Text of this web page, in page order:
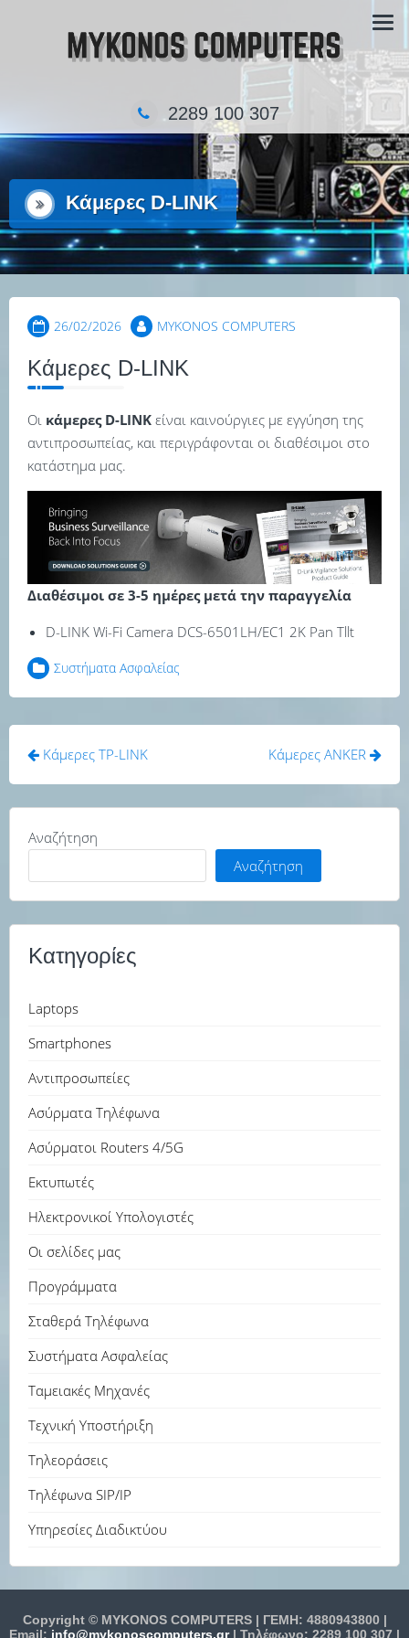
2289 100 307
Κάμερες D-LINK
26/02/2026 MYKONOS COMPUTERS
Κάμερες D-LINK
Οι κάμερες D-LINK είναι καινούργιες με εγγύηση της
αντιπροσωπείας, και περιγράφονται οι διαθέσιμοι στο
κατάστημα μας.
Διαθέσιμοι σε 3-5 ημέρες μετά την παραγγελία
D-LINK Wi-Fi Camera DCS-6501LH/EC1 2K Pan Tllt
Συστήματα Ασφαλείας
Πλοήγηση
άρθρων
Κάμερες TP-LINK Κάμερες ANKER
Αναζήτηση
Αναζήτηση
Κατηγορίες
Laptops
Smartphones
Αντιπροσωπείες
Ασύρματα Τηλέφωνα
Ασύρματοι Routers 4/5G
Εκτυπωτές
Ηλεκτρονικοί Υπολογιστές
Οι σελίδες μας
Προγράμματα
Σταθερά Τηλέφωνα
Συστήματα Ασφαλείας
Ταμειακές Μηχανές
Τεχνική Υποστήριξη
Τηλεοράσεις
Τηλέφωνα SIP/IP
Υπηρεσίες Διαδικτύου
Copyright © MYKONOS COMPUTERS | ΓΕΜΗ: 4880943800 |
Email: info@mykonoscomputers.gr| Τηλέφωνο: 2289 100 307 |